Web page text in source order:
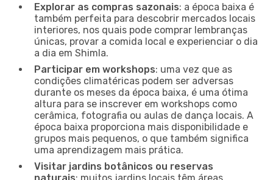
Explorar as compras sazonais: a época baixa é
também perfeita para descobrir mercados locais
interiores, nos quais pode comprar lembranças
únicas, provar a comida local e experienciar o dia
a dia em Shimla.
Participar em workshops: uma vez que as
condições climatéricas podem ser adversas
durante os meses da época baixa, é uma ótima
altura para se inscrever em workshops como
cerâmica, fotografia ou aulas de dança locais. A
época baixa proporciona mais disponibilidade e
grupos mais pequenos, o que também significa
uma aprendizagem mais prática.
Visitar jardins botânicos ou reservas